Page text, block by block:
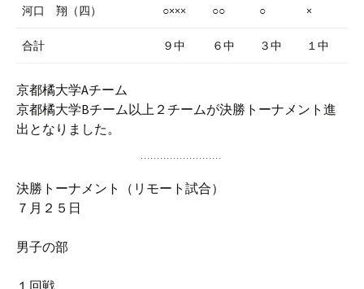
河口 翔（四） ○××× ○○ ○ ×
合計 ９中 ６中 ３中 １中
京都橘大学Aチーム
京都橘大学Bチーム以上２チームが決勝トーナメント進
出となりました。
決勝トーナメント（リモート試合）
７月２５日
男子の部
１回戦